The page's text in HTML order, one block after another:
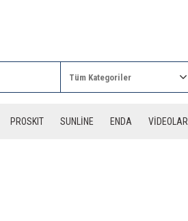
PROSKIT SUNLİNE ENDA VİDEOLAR